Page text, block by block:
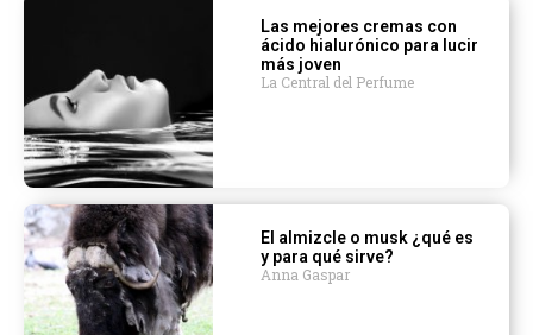
Las mejores cremas con
ácido hialurónico para lucir
más joven
La Central del Perfume
El almizcle o musk ¿qué es
y para qué sirve?
Anna Gaspar